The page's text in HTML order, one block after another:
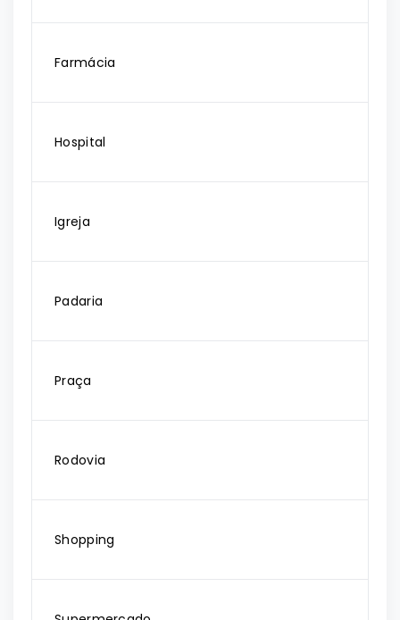
Farmácia
Hospital
Igreja
Padaria
Praça
Rodovia
Shopping